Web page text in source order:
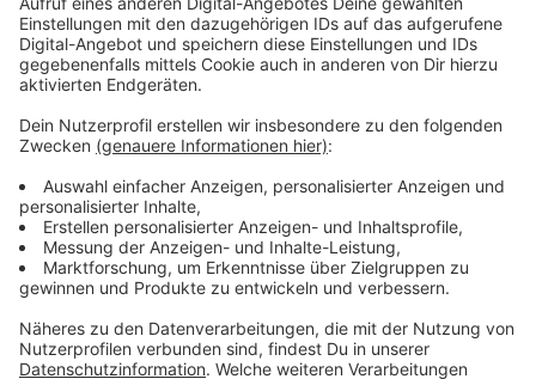
Der Täter wurde festgenommen
Anzeige
Spezialeinheit der Polizei aber später festgenommen
werden. Der 32-jährige Deutsche ist wegen
Gewaltdelikten polizeibekannt. Er soll heute dem
Haftrichter vorgeführt werden. Eine Mordkommission
ermittelt.
Anzeige